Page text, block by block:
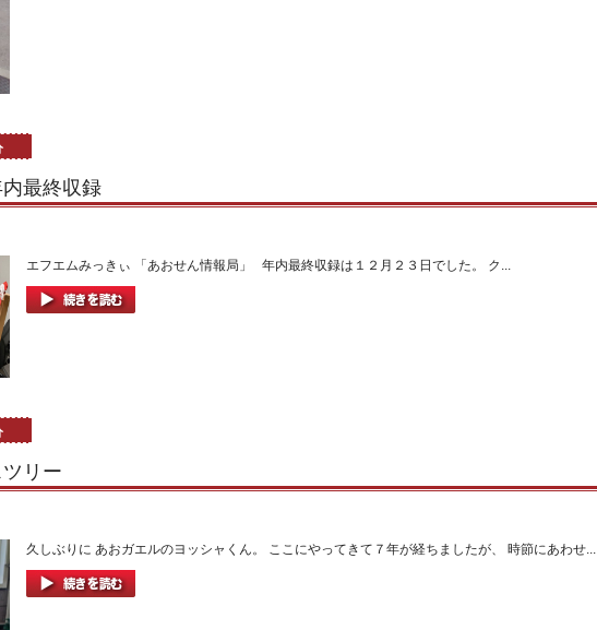
最終収録
エフエムみっきぃ 「あおせん情報局」 年内最終収録は１２月２３日でした。 ク...
リー
久しぶりに あおガエルのヨッシャくん。 ここにやってきて７年が経ちましたが、 時節にあわせ...